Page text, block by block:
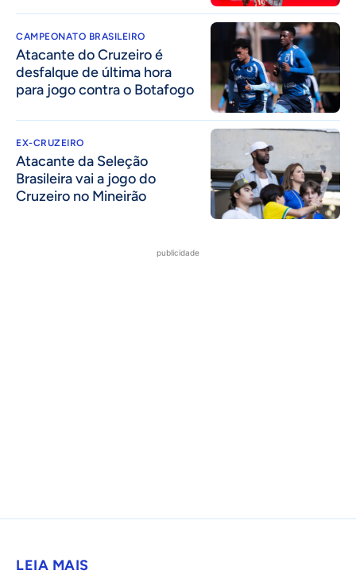
CAMPEONATO BRASILEIRO
Atacante do Cruzeiro é
desfalque de última hora
para jogo contra o Botafogo
EX-CRUZEIRO
Atacante da Seleção
Brasileira vai a jogo do
Cruzeiro no Mineirão
publicidade
LEIA MAIS